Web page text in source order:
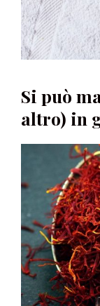
Si può
altro) in